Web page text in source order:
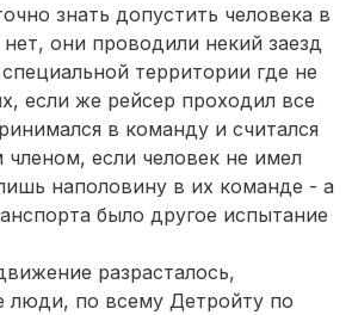
знать допустить человека в
они проводили некий заезд
территории где не
если же рейсер проходил все
в команду и считался
если человек не имел
наполовину в их команде - а
было другое испытание
разрасталось,
люди, по всему Детройту по